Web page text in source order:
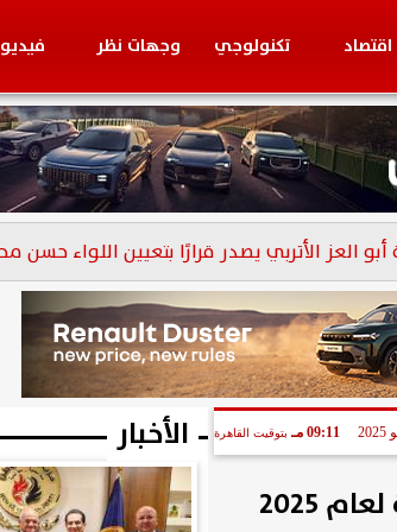
اقتصاد
بنوك
تكنولوجي وجهات نظر فيديو
يصدر قرارًا بتعيين اللواء حسن محمد...
الأخبار 09:11 مـ بتوقيت القاهرة
2025